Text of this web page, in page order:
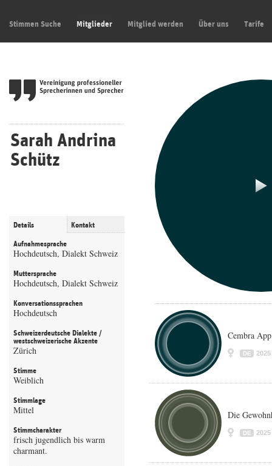
Stimmen Suche Mitglieder Mitglied werden Über uns Tarife
Sarah Andrina
Schütz
Details Kontakt
Aufnahmesprache
Hochdeutsch, Dialekt Schweiz
Muttersprache
Hochdeutsch, Dialekt Schweiz
Konversationssprachen
Hochdeutsch
Schweizerdeutsche Dialekte /
westschweizerische Akzente
Zürich
Stimme
Weiblich
Stimmlage
Mittel
Stimmcharakter
frisch jugendlich bis warm
charmant.
Cembra
DE 2025
Die
DE 2025